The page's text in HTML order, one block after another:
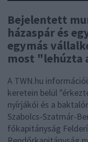
Bejelentett
házaspár és
egymás
most "lehúzta
A TWN.hu
keretein belül
nyírjákói és a
Szabolcs-Szatmár-
főkapitányság